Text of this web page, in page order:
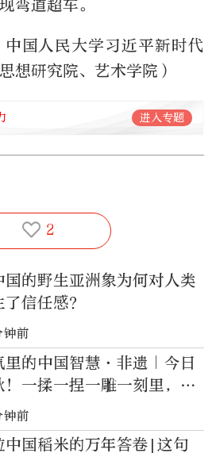
弯道超车。
国人民大学习近平新时代
想研究院、艺术学院）
进入专题
2
国的野生亚洲象为何对人类
了信任感？
钟前
里的中国智慧·非遗｜今日
！一揉一捏一雕一刻里，接
天前
中国稻米的万年答卷|这句